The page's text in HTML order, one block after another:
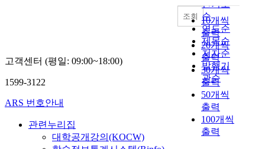
인기도
순
연도순
제목순
저자순
발행기
관순
10개씩
출력
20개씩
출력
30개씩
출력
50개씩
출력
100개씩
출력
조회
고객센터 (평일: 09:00~18:00)
1599-3122
ARS 번호안내
관련누리집
대학공개강의(KOCW)